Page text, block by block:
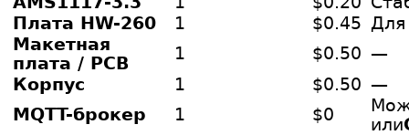
Плата HW-260
1 $0.45 Для
Макетная
плата / PCB
1 $0.50 —
Корпус
1 $0.50 —
MQTT-брокер
1 $0
или